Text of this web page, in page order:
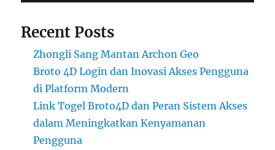
Recent Posts
Zhongli Sang Mantan Archon Geo
Broto 4D Login dan Inovasi Akses Pengguna
di Platform Modern
Link Togel Broto4D dan Peran Sistem Akses
dalam Meningkatkan Kenyamanan
Pengguna